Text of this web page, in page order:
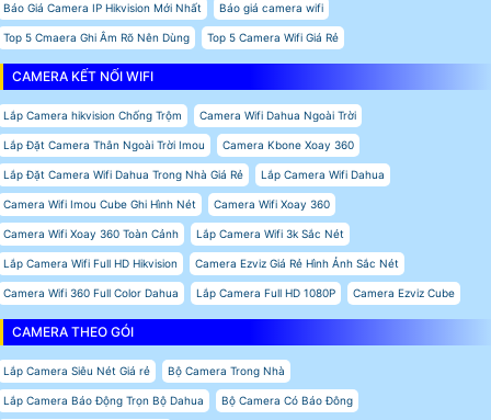
Báo Giá Camera IP Hikvision Mới Nhất Báo giá camera wifi
Top 5 Cmaera Ghi Âm Rõ Nên Dùng Top 5 Camera Wifi Giá Rẻ
CAMERA KẾT NỐI WIFI
Lắp Camera hikvision Chống Trộm Camera Wifi Dahua Ngoài Trời
Lắp Đặt Camera Thân Ngoài Trời Imou Camera Kbone Xoay 360
Lắp Đặt Camera Wifi Dahua Trong Nhà Giá Rẻ Lắp Camera Wifi Dahua
Camera Wifi Imou Cube Ghi Hình Nét Camera Wifi Xoay 360
Camera Wifi Xoay 360 Toàn Cảnh Lắp Camera Wifi 3k Sắc Nét
Lắp Camera Wifi Full HD Hikvision Camera Ezviz Giá Rẻ Hình Ảnh Sắc Nét
Camera Wifi 360 Full Color Dahua Lắp Camera Full HD 1080P Camera Ezviz Cube
CAMERA THEO GÓI
Lắp Camera Siêu Nét Giá rẻ Bộ Camera Trong Nhà
Lắp Camera Báo Động Trọn Bộ Dahua Bộ Camera Có Báo Đông